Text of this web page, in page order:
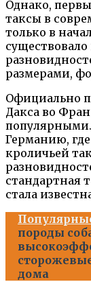
Однако,
таксы в
только в
размерами,
Официально
Дакса во
Германию,
кроличьей
стандартная
стала
породы
дома